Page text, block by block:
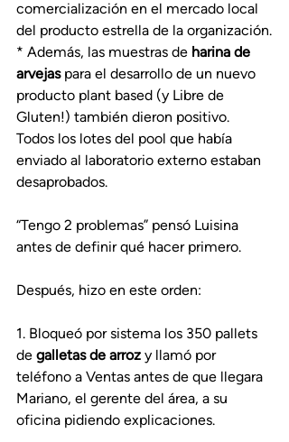
comercialización en el mercado local
del producto estrella de la organización.
* Además, las muestras de harina de
arvejas para el desarrollo de un nuevo
producto plant based (y Libre de
Gluten!) también dieron positivo.
Todos los lotes del pool que había
enviado al laboratorio externo estaban
desaprobados.
“Tengo 2 problemas” pensó Luisina
antes de definir qué hacer primero.
Después, hizo en este orden:
1. Bloqueó por sistema los 350 pallets
de galletas de arroz y llamó por
teléfono a Ventas antes de que llegara
Mariano, el gerente del área, a su
oficina pidiendo explicaciones.